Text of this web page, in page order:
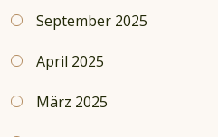
September 2025
April 2025
März 2025